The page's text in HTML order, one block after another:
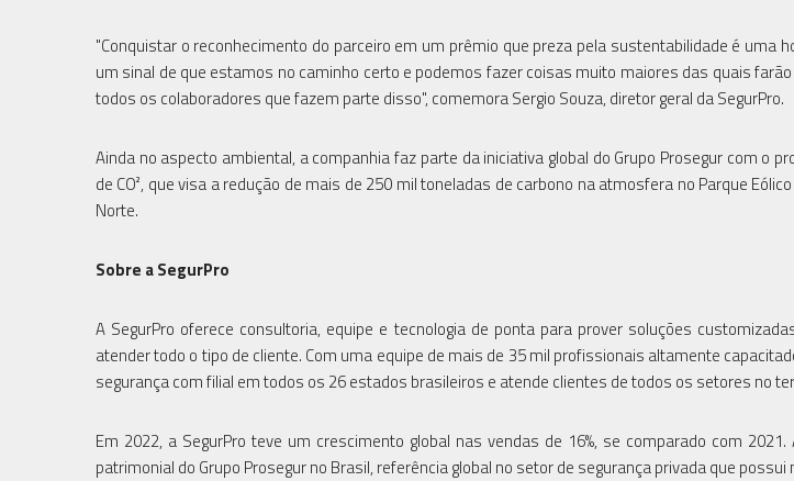
"Conquistar o reconhecimento do parceiro em um prêmio que preza pela sustentabilidade é uma
um sinal de que estamos no caminho certo e podemos fazer coisas muito maiores das quais
todos os colaboradores que fazem parte disso", comemora Sergio Souza, diretor geral da SegurPro.
Ainda no aspecto ambiental, a companhia faz parte da iniciativa global do Grupo Prosegur com o
de CO², que visa a redução de mais de 250 mil toneladas de carbono na atmosfera no Parque
Norte.
Sobre a SegurPro
A SegurPro oferece consultoria, equipe e tecnologia de ponta para prover soluções
atender todo o tipo de cliente. Com uma equipe de mais de 35 mil profissionais altamente
segurança com filial em todos os 26 estados brasileiros e atende clientes de todos os setores no
Em 2022, a SegurPro teve um crescimento global nas vendas de 16%, se comparado com
patrimonial do Grupo Prosegur no Brasil, referência global no setor de segurança privada que